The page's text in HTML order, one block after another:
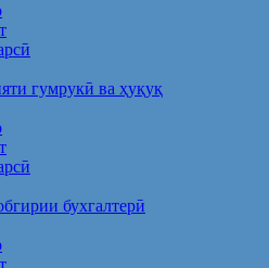
гумрукӣ ва ҳуқуқ
бухгалтерӣ